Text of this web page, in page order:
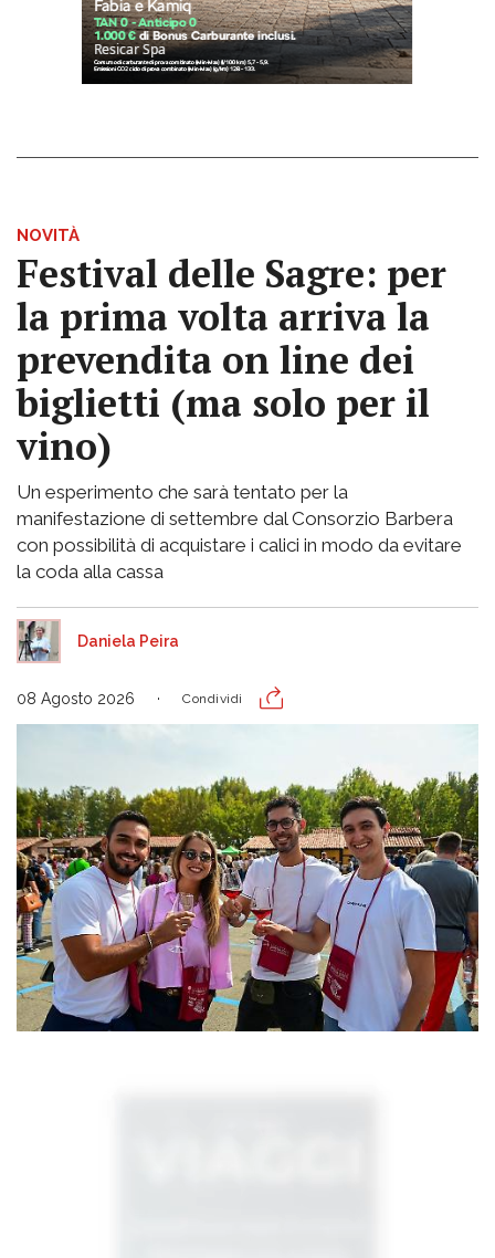
NOVITÀ
Festival delle Sagre: per
la prima volta arriva la
prevendita on line dei
biglietti (ma solo per il
vino)
Un esperimento che sarà tentato per la
manifestazione di settembre dal Consorzio Barbera
con possibilità di acquistare i calici in modo da evitare
la coda alla cassa
Daniela Peira
08 Agosto 2026 Condividi